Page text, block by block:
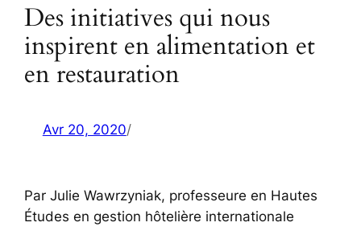
Des initiatives qui nous
inspirent en alimentation et
en restauration
Avr 20, 2020/
Par Julie Wawrzyniak, professeure en Hautes
Études en gestion hôtelière internationale